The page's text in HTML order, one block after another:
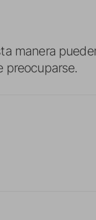
manera
preocuparse.